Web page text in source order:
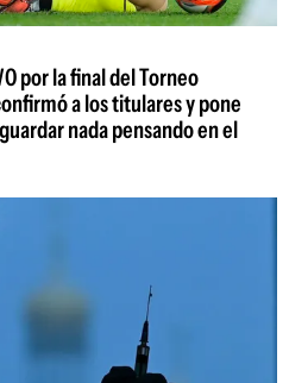
por la final del Torneo
a los titulares y pone
nada pensando en el